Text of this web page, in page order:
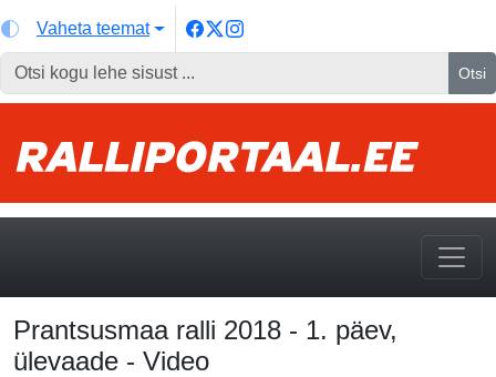
Vaheta teemat
Otsi
Prantsusmaa ralli 2018 - 1. päev,
ülevaade - Video